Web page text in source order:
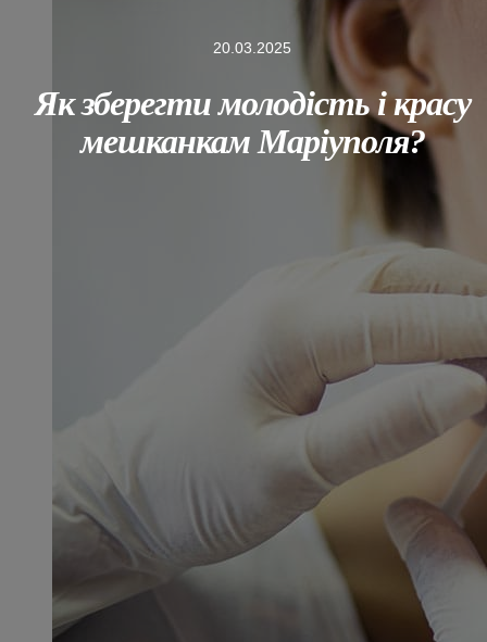
20.03.2025
Як зберегти молодість і красу
мешканкам Маріуполя?